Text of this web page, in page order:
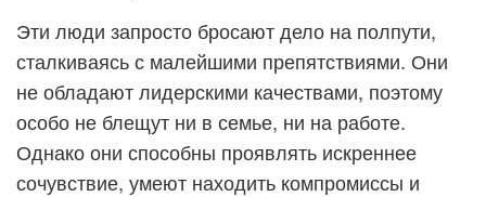
Эти люди запросто бросают дело на полпути,
сталкиваясь с малейшими препятствиями. Они
не обладают лидерскими качествами, поэтому
особо не блещут ни в семье, ни на работе.
Однако они способны проявлять искреннее
сочувствие, умеют находить компромиссы и